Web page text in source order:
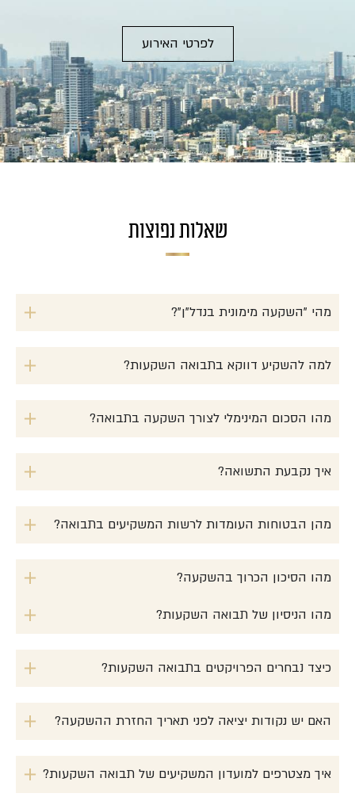
לפרטי האירוע
שאלות נפוצות
מהי "השקעה מימונית בנדל"ן"?
למה להשקיע דווקא בתבואה השקעות?
מהו הסכום המינימלי לצורך השקעה בתבואה?
איך נקבעת התשואה?
מהן הבטוחות העומדות לרשות המשקיעים בתבואה?
מהו הסיכון הכרוך בהשקעה?
מהו הניסיון של תבואה השקעות?
כיצד נבחרים הפרויקטים בתבואה השקעות?
האם יש נקודות יציאה לפני תאריך החזרת ההשקעה?
איך מצטרפים למועדון המשקיעים של תבואה השקעות?